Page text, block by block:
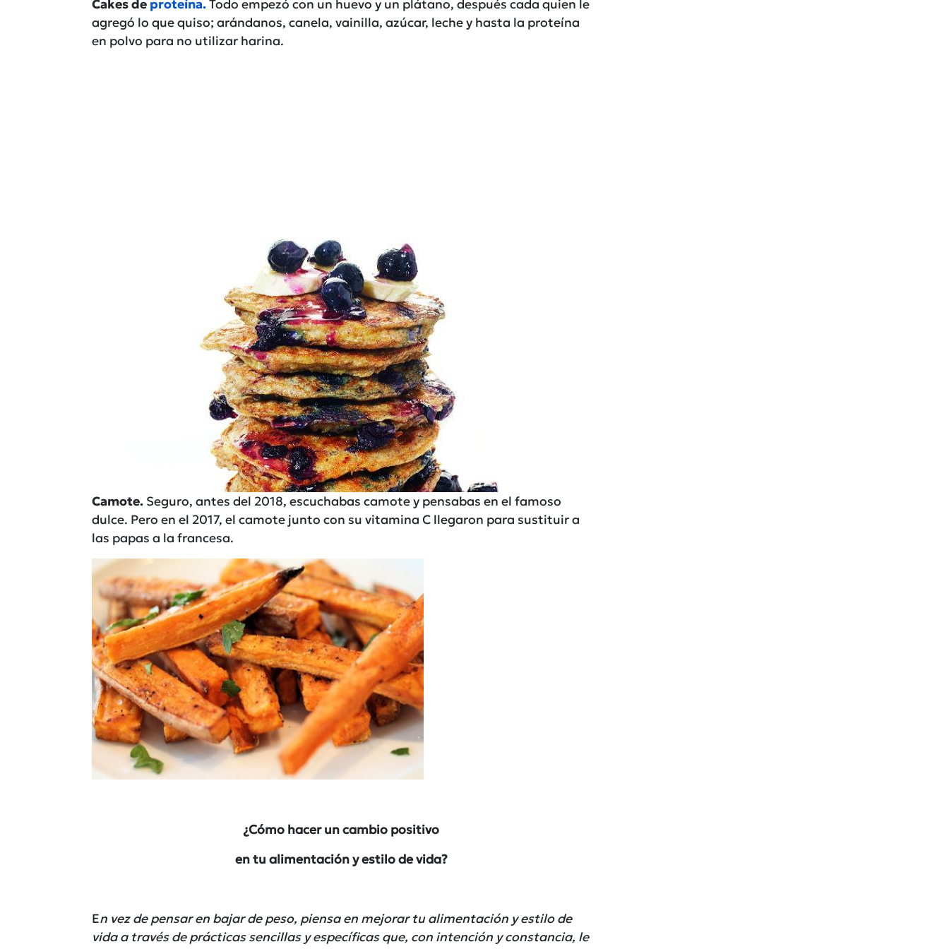
Cakes de proteína.Todo empezó con un huevo y un plátano, después cada quien le
agregó lo que quiso; arándanos, canela, vainilla, azúcar, leche y hasta la proteína
en polvo para no utilizar harina.
Camote. Seguro, antes del 2018, escuchabas camote y pensabas en el famoso
dulce. Pero en el 2017, el camote junto con su vitamina C llegaron para sustituir a
las papas a la francesa.
¿Cómo hacer un cambio positivo
en tu alimentación y estilo de vida?
En vez de pensar en bajar de peso, piensa en mejorar tu alimentación y estilo de
vida a través de prácticas sencillas y específicas que, con intención y constancia, le